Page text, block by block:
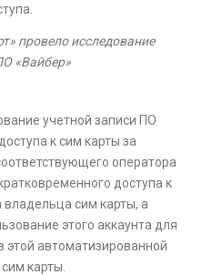
провело исследование
«Вайбер»
учетной записи ПО
к сим карты за
оператора
доступа к
владельца сим карты, а
этого аккаунта для
этой автоматизированной
карты.